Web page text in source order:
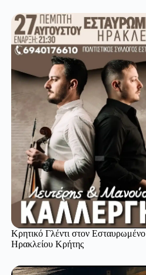
Κρητικό Γλέντι στον Εσταυρωμένο
Ηρακλείου Κρήτης